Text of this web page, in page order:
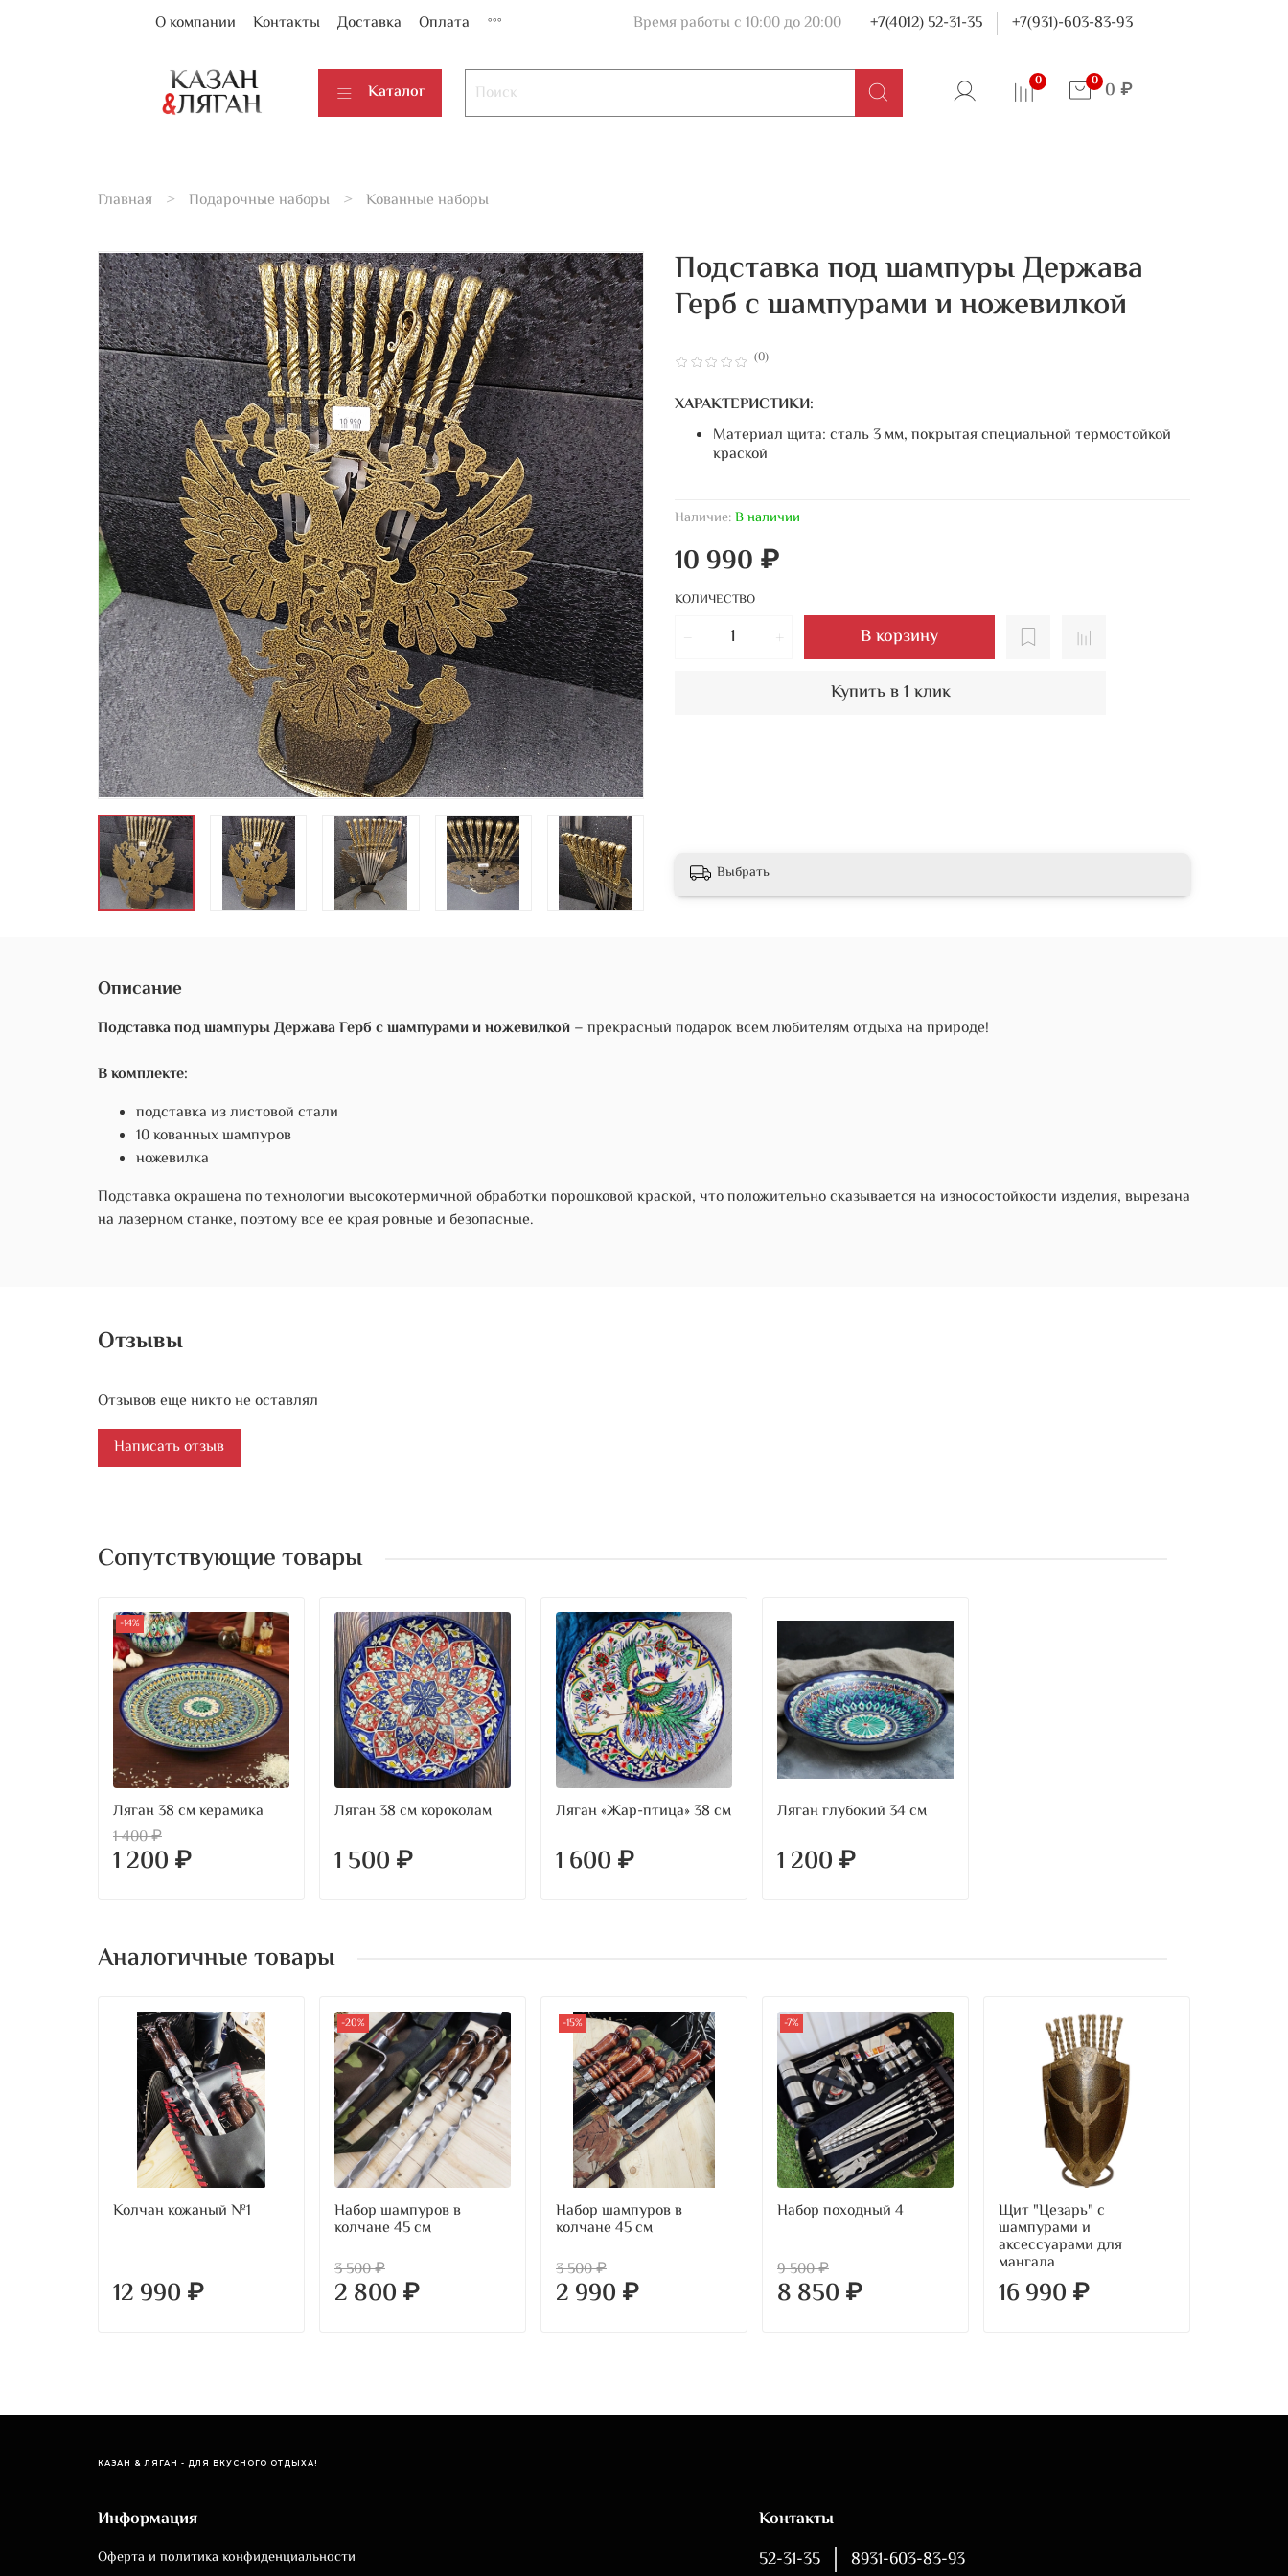
О компании Контакты Доставка Оплата Время работы с 10:00 до 20:00 +7(4012) 52-31-35 +7(931)-603-83-93
Каталог 0 0 0 ₽
Главная Подарочные наборы Кованные наборы
(0)
Наличие:В наличии
Подставка под шампуры Держава
Герб с шампурами и ножевилкой
10 990 ₽
КОЛИЧЕСТВО
В корзину
Купить в 1 клик
ХАРАКТЕРИСТИКИ:
Материал щита: сталь 3 мм, покрытая специальной термостойкой
краской
Выбрать
Описание
Подставка под шампуры Держава Герб с шампурами и ножевилкой – прекрасный подарок всем любителям отдыха на природе!
В комплекте:
подставка из листовой стали
10 кованных шампуров
ножевилка
Подставка окрашена по технологии высокотермичной обработки порошковой краской, что положительно сказывается на износостойкости изделия, вырезана
на лазерном станке, поэтому все ее края ровные и безопасные.
Отзывы
Отзывов еще никто не оставлял
Написать отзыв
Сопутствующие товары
-14%
Ляган 38 см керамика
1 400 ₽
1 200 ₽
Ляган 38 см короколам
1 500 ₽
Ляган «Жар-птица» 38 см
1 600 ₽
Ляган глубокий 34 см
1 200 ₽
Аналогичные товары
Колчан кожаный №1
12 990 ₽
-20%
Набор шампуров в
колчане 45 см
3 500 ₽
2 800 ₽
-15%
Набор шампуров в
колчане 45 см
3 500 ₽
2 990 ₽
-7%
Набор походный 4
9 500 ₽
8 850 ₽
Щит "Цезарь" с
шампурами и
аксессуарами для
мангала
16 990 ₽
КАЗАН & ЛЯГАН - ДЛЯ ВКУСНОГО ОТДЫХА!
Информация
Оферта и политика конфиденциальности
Контакты
52-31-35
8931-603-83-93